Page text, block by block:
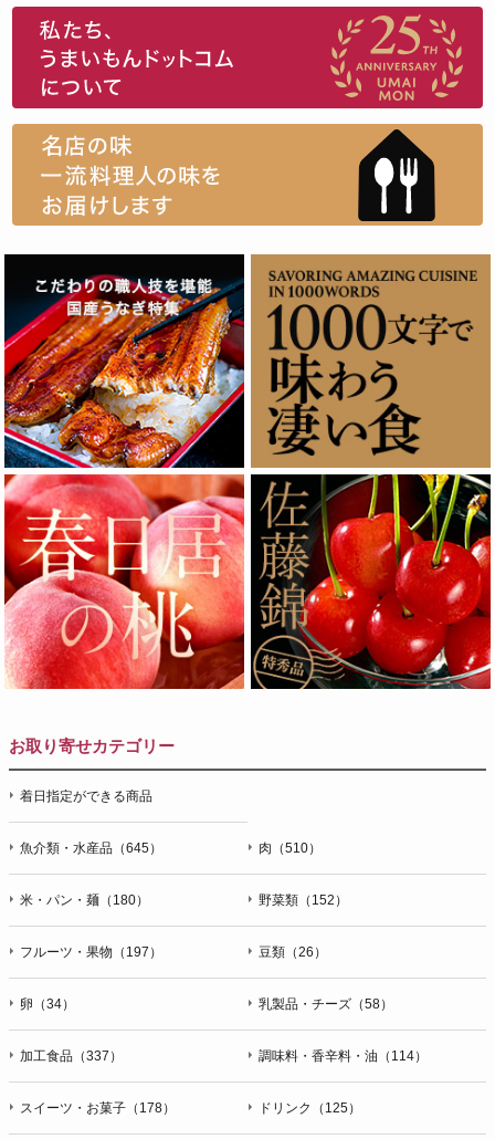
お取り寄せカテゴリー
着日指定ができる商品
魚介類・水産品（645） 肉（510）
米・パン・麺（180） 野菜類（152）
フルーツ・果物（197） 豆類（26）
卵（34） 乳製品・チーズ（58）
加工食品（337） 調味料・香辛料・油（114）
スイーツ・お菓子（178） ドリンク（125）